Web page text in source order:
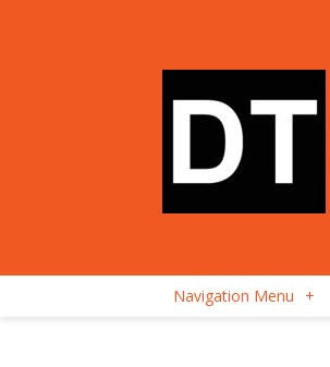
Navigation Menu +